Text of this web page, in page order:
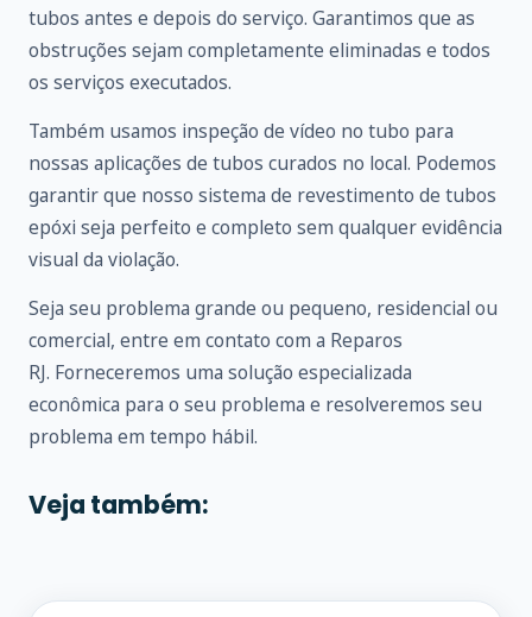
tubos antes e depois do serviço. Garantimos que as
obstruções sejam completamente eliminadas e todos
os serviços executados.
Também usamos inspeção de vídeo no tubo para
nossas aplicações de tubos curados no local. Podemos
garantir que nosso sistema de revestimento de tubos
epóxi seja perfeito e completo sem qualquer evidência
visual da violação.
Seja seu problema grande ou pequeno, residencial ou
comercial, entre em contato com a Reparos
RJ. Forneceremos uma solução especializada
econômica para o seu problema e resolveremos seu
problema em tempo hábil.
Veja também: